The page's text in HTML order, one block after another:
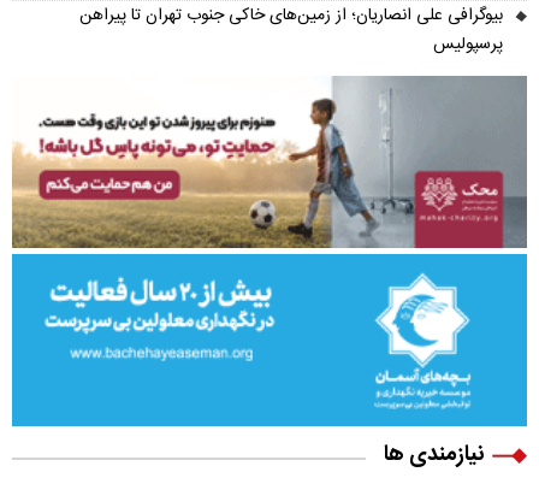
بیوگرافی علی انصاریان؛ از زمین‌های خاکی جنوب تهران تا پیراهن
پرسپولیس
نیازمندی ها